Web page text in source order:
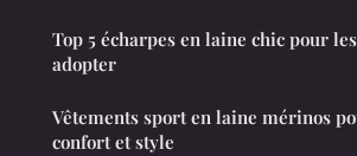
Top 5 écharpes en laine chic pour
adopter
Vêtements sport en laine mérinos
confort et style